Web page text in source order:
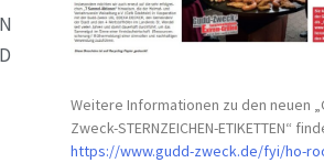
Weitere Informationen zu den neuen
Zweck-STERNZEICHEN-ETIKETTEN“
https://www.gudd-zweck.de/fyi/ho-